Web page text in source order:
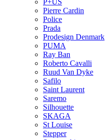
P+US
Pierre Cardin
Police
Prada
Prodesign Denmark
PUMA
Ray Ban
Roberto Cavalli
Ruud Van Dyke
Safilo
Saint Laurent
Saremo
Silhouette
SKAGA
St Louise
Stepper